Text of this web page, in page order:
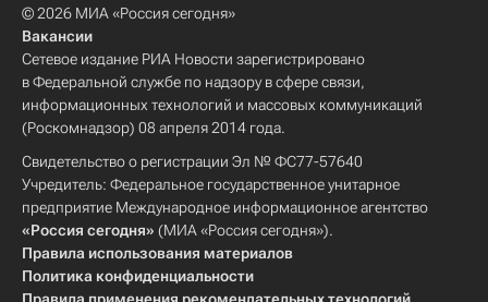
© 2026 МИА «Россия сегодня»
Вакансии
Сетевое издание РИА Новости зарегистрировано
в Федеральной службе по надзору в сфере связи,
информационных технологий и массовых коммуникаций
(Роскомнадзор) 08 апреля 2014 года.
Свидетельство о регистрации Эл № ФС77-57640
Учредитель: Федеральное государственное унитарное
предприятие Международное информационное агентство
«Россия сегодня» (МИА «Россия сегодня»).
Правила использования материалов
Политика конфиденциальности